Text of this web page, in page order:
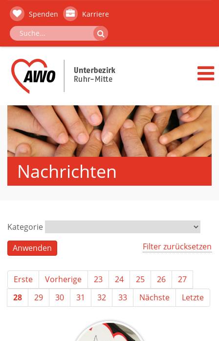
Spenden Karriere
Nachrichten
Kategorie
Filter zurücksetzen
Erste Vorherige 23 24 25 26
27
28
29 30 31 32 33 Nächste Letzte